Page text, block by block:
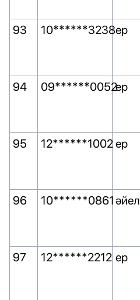
93
10******3238ер
94
09******0052ер
95
12******1002ер
96
10******0861әйел
97
12******2212 ер